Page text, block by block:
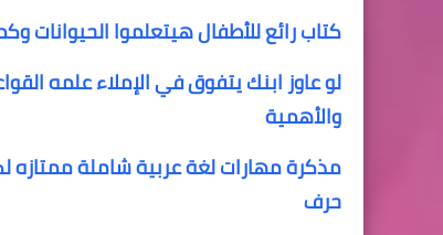
كتاب رائع للأطفال هيتعلموا الحيوانات
لو عاوز ابنك يتفوق في الإملاء علمه
والأهمية
مذكرة مهارات لغة عربية شاملة ممتازه
حرف